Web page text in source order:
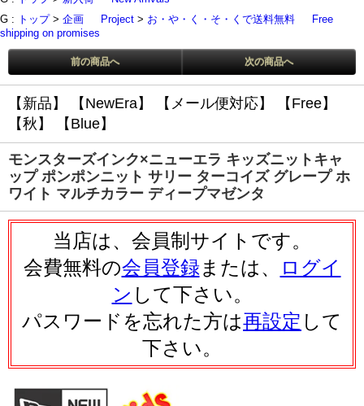
G : トップ> 企画 Project > お・や・く・そ・くで送料無料
Free
shipping on promises
前の商品へ 次の商品へ
【新品】 【NewEra】 【メール便対応】
【Free】
【秋】
【Blue】
モンスターズインク×ニューエラ キッズニットキャ
ップ ポンポンニット サリー ターコイズ グレープ ホ
ワイト マルチカラー ディープマゼンタ
当店は、会員制サイトです。
会費無料の会員登録または、
ログイ
ン して下さい。
パスワードを忘れた方は再設定 して
下さい。